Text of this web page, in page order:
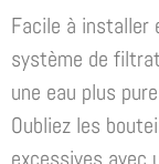
Facile à installer
système de
une eau plus
Oubliez les